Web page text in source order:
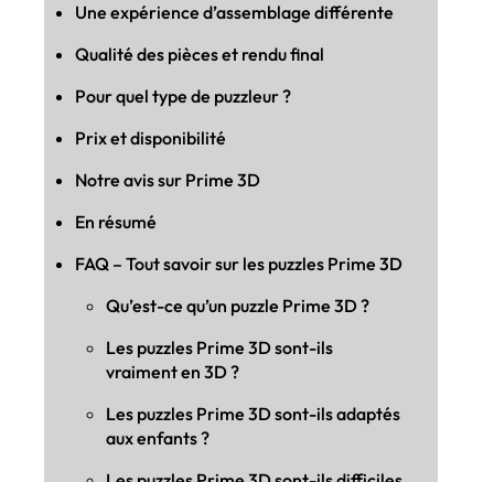
Une expérience d’assemblage différente
Qualité des pièces et rendu final
Pour quel type de puzzleur ?
Prix et disponibilité
Notre avis sur Prime 3D
En résumé
FAQ – Tout savoir sur les puzzles Prime 3D
Qu’est-ce qu’un puzzle Prime 3D ?
Les puzzles Prime 3D sont-ils
vraiment en 3D ?
Les puzzles Prime 3D sont-ils adaptés
aux enfants ?